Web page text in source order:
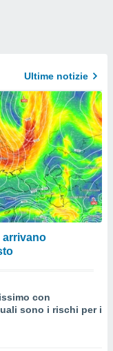
Ultime notizie
arrivano
con
sono i rischi per i